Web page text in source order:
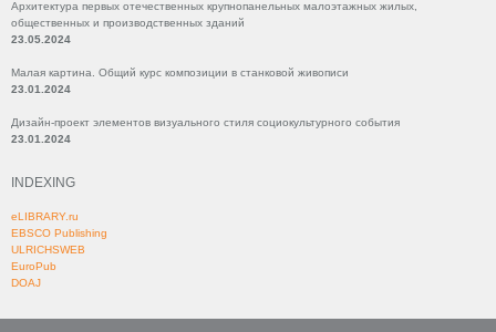
Архитектура первых отечественных крупнопанельных малоэтажных жилых,
общественных и производственных зданий
23.05.2024
Малая картина. Общий курс композиции в станковой живописи
23.01.2024
Дизайн-проект элементов визуального стиля социокультурного события
23.01.2024
INDEXING
eLIBRARY.ru
EBSCO Publishing
ULRICHSWEB
EuroPub
DOAJ